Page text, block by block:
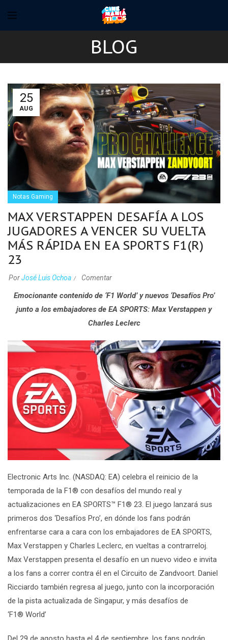
BLOG
25
AUG
Notas Gaming
MAX VERSTAPPEN DESAFÍA A LOS
JUGADORES A VENCER SU VUELTA
MÁS RÁPIDA EN EA SPORTS F1(R)
23
PorJosé Luis Ochoa Comentar
Emocionante contenido de ‘F1 World’ y nuevos ‘Desafíos Pro’
junto a los embajadores de EA SPORTS: Max Verstappen y
Charles Leclerc
Electronic Arts Inc. (NASDAQ: EA) celebra el reinicio de la
temporada de la F1® con desafíos del mundo real y
actualizaciones en EA SPORTS™ F1® 23. El juego lanzará sus
primeros dos ‘Desafíos Pro’, en dónde los fans podrán
enfrentarse cara a cara con los embajadores de EA SPORTS,
Max Verstappen y Charles Leclerc, en vueltas a contrarreloj.
Max Verstappen presenta el desafío en un nuevo video e invita
a los fans a correr contra él en el Circuito de Zandvoort. Daniel
Ricciardo también regresa al juego, junto con la incorporación
de la pista actualizada de Singapur, y más desafíos de
‘F1® World’